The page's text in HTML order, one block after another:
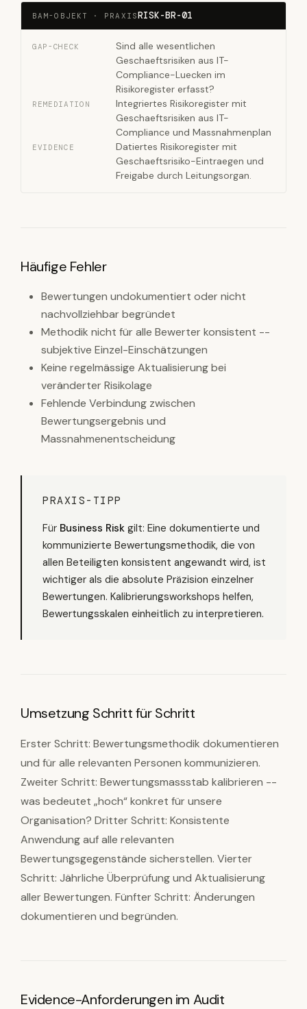
BAM-OBJEKT · PRAXISRISK-BR-01
GAP-CHECK
Sind alle wesentlichen
Geschaeftsrisiken aus IT-
Compliance-Luecken im
Risikoregister erfasst?
REMEDIATION
Integriertes Risikoregister mit
Geschaeftsrisiken aus IT-
Compliance und Massnahmenplan
EVIDENCE
Datiertes Risikoregister mit
Geschaeftsrisiko-Eintraegen und
Freigabe durch Leitungsorgan.
Häufige Fehler
Bewertungen undokumentiert oder nicht
nachvollziehbar begründet
Methodik nicht für alle Bewerter konsistent --
subjektive Einzel-Einschätzungen
Keine regelmässige Aktualisierung bei
veränderter Risikolage
Fehlende Verbindung zwischen
Bewertungsergebnis und
Massnahmenentscheidung
PRAXIS-TIPP
Für Business Risk gilt: Eine dokumentierte und
kommunizierte Bewertungsmethodik, die von
allen Beteiligten konsistent angewandt wird, ist
wichtiger als die absolute Präzision einzelner
Bewertungen. Kalibrierungsworkshops helfen,
Bewertungsskalen einheitlich zu interpretieren.
Umsetzung Schritt für Schritt
Erster Schritt: Bewertungsmethodik dokumentieren
und für alle relevanten Personen kommunizieren.
Zweiter Schritt: Bewertungsmassstab kalibrieren --
was bedeutet „hoch“ konkret für unsere
Organisation? Dritter Schritt: Konsistente
Anwendung auf alle relevanten
Bewertungsgegenstände sicherstellen. Vierter
Schritt: Jährliche Überprüfung und Aktualisierung
aller Bewertungen. Fünfter Schritt: Änderungen
dokumentieren und begründen.
Evidence-Anforderungen im Audit